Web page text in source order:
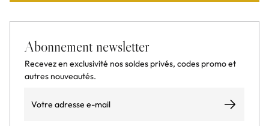
Abonnement newsletter
Recevez en exclusivité nos soldes privés, codes promo et
autres nouveautés.
S’abonner